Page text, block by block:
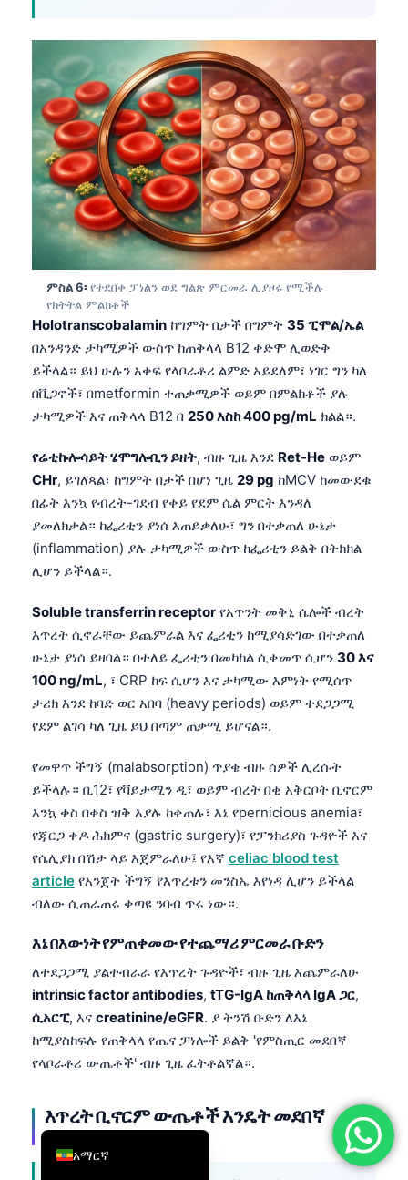
ምስል 6፡ የተደበቀ ፓነልን ወደ ግልጽ ምርመራ ሊያዞሩ የሚችሉ
የክትትል ምልክቶች
Holotranscobalamin ከግምት በታች በግምት 35 ፒሞል/ኤል
በአንዳንድ ታካሚዎች ውስጥ ከጠቅላላ B12 ቀድሞ ሊወድቅ
ይችላል። ይህ ሁሉን አቀፍ የላቦራቶሪ ልምድ አይደለም፣ ነገር ግን ካለ
በቪጋኖች፣ በmetformin ተጠቃሚዎች ወይም በምልክቶች ያሉ
ታካሚዎች እና ጠቅላላ B12 በ 250 እስከ 400 pg/mL ክልል።.
የሬቲኩሎሳይት ሄሞግሎቢን ይዘት, ብዙ ጊዜ እንደ Ret-He ወይም
CHr, ይገለጻል፣ ከግምት በታች በሆነ ጊዜ 29 pg ከMCV ከመውደቁ
በፊት እንኳ የብረት-ገደብ የቀይ የደም ሴል ምርት እንዳለ
ያመለክታል። ከፌሪቲን ያነሰ እጠይቃለሁ፣ ግን በተቃጠለ ሁኔታ
(inflammation) ያሉ ታካሚዎች ውስጥ ከፌሪቲን ይልቅ በትክክል
ሊሆን ይችላል።.
Soluble transferrin receptor የአጥንት መቅኒ ሴሎች ብረት
እጥረት ሲኖራቸው ይጨምራል እና ፌሪቲን ከሚያሳድገው በተቃጠለ
ሁኔታ ያነሰ ይዛባል። በተለይ ፌሪቲን በመካከል ሲቀመጥ ሲሆን 30 እና
100 ng/mL, ፣ CRP ከፍ ሲሆን እና ታካሚው እምነት የሚሰጥ
ታሪክ እንደ ከባድ ወር አበባ (heavy periods) ወይም ተደጋጋሚ
የደም ልገሳ ካለ ጊዜ ይህ በጣም ጠቃሚ ይሆናል።.
የመዋጥ ችግኝ (malabsorption) ጥያቄ ብዙ ሰዎች ሊረሱት
ይችላሉ። ቢ12፣ የቫይታሚን ዲ፣ ወይም ብረት በቂ አቅርቦት ቢኖርም
እንኳ ቀስ በቀስ ዝቅ እያሉ ከቀጠሉ፣ እኔ የpernicious anemia፣
የጃርጋ ቀዶ ሕክምና (gastric surgery)፣ የፓንክሪያስ ጉዳዮች እና
የሴሊያክ በሽታ ላይ እጀምራለሁ፤ የእኛ celiac blood test
article የአንጀት ችግኝ የእጥረቱን መንስኤ እየነዳ ሊሆን ይችላል
ብለው ሲጠራጠሩ ቀጣዩ ንባብ ጥሩ ነው።.
እኔ በእውነት የምጠቀመው የተጨማሪ ምርመራ ቡድን
ለተደጋጋሚ ያልተብራራ የእጥረት ጉዳዮች፣ ብዙ ጊዜ እጨምራለሁ
intrinsic factor antibodies, tTG-IgA ከጠቅላላ IgA ጋር,
ሲአርፒ, እና creatinine/eGFR. ያ ትንሽ ቡድን ለእኔ
ከሚያስከፍሉ የጠቅላላ የጤና ፓነሎች ይልቅ 'የምስጢር መደበኛ
የላቦራቶሪ ውጤቶች' ብዙ ጊዜ ፈትቶልኛል።.
እጥረት ቢኖርም ውጤቶች እንዴት መደበኛ
ሊመስሉ ይችላሉ
አማርኛ
English
العربية
Français
עִבְרִית
Italiano
Español
Português
Ελληνικά
Türkçe
简体中文
فارسی
Български
Dansk
Nederlands
हिन्दी
Bahasa Indonesia
Íslenska
Српски језик
Bosanski
Eesti
日本語
Čeština
ქართული
Русский
Lietuvių kalba
Polski
한국어
Slovenščina
Magyar
Shqip
বাংলা
اردو